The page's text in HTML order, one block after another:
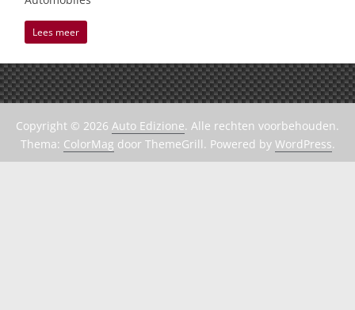
Lees meer
Copyright © 2026 Auto Edizione. Alle rechten voorbehouden.
Thema: ColorMag door ThemeGrill. Powered by WordPress.